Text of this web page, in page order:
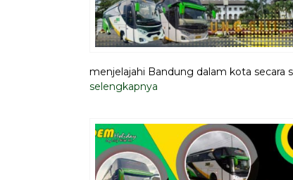
menjelajahi Bandung dalam kota secara
selengkapnya